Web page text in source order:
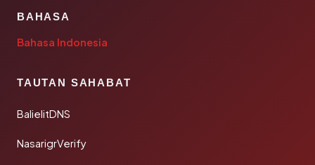
BAHASA
Bahasa Indonesia
TAUTAN SAHABAT
BalielitDNS
NasarigrVerify